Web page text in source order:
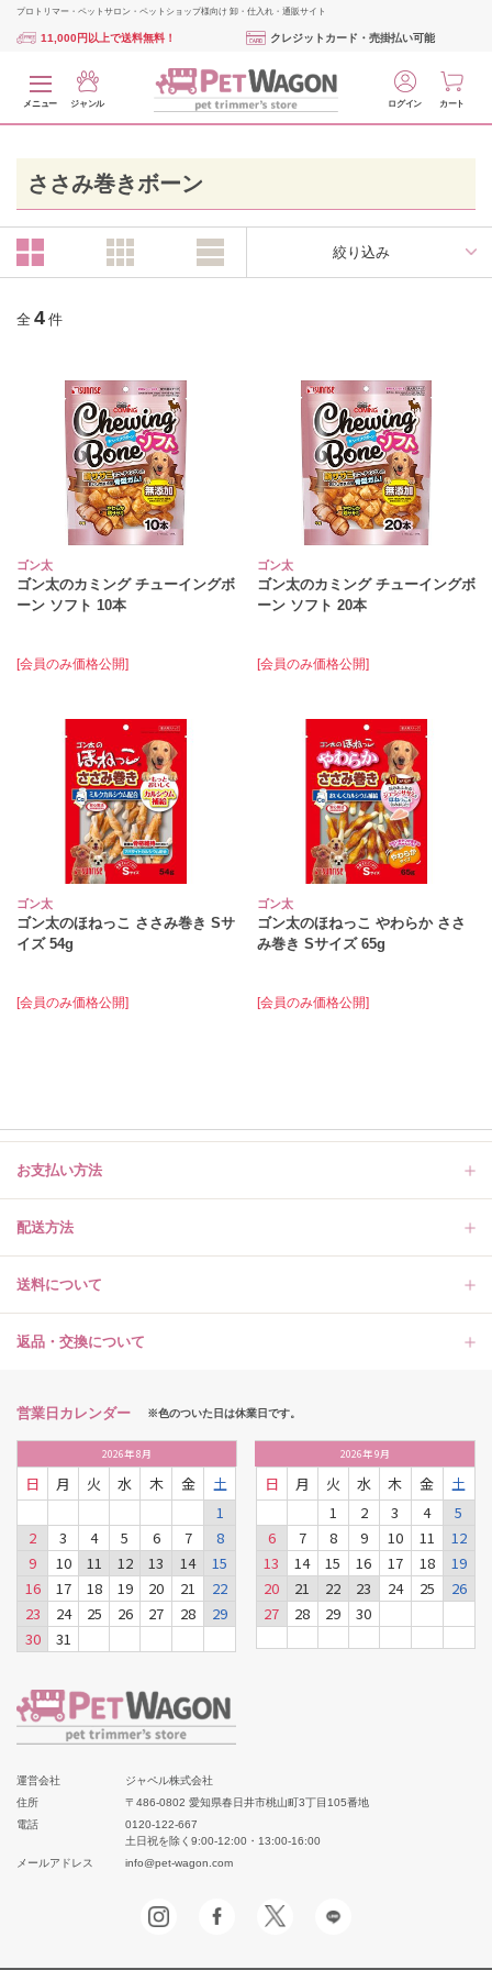
プロトリマー・ペットサロン・ペットショップ様向け 卸・仕入れ・通販サイト
11,000円以上で送料無料！ クレジットカード・売掛払い可能
メニュー ジャンル ログイン カート
ささみ巻きボーン
絞り込み
全 4 件
ゴン太
ゴン太のカミング チューイングボ
ーン ソフト 10本
[会員のみ価格公開]
ゴン太
ゴン太のカミング チューイングボ
ーン ソフト 20本
[会員のみ価格公開]
ゴン太
ゴン太のほねっこ ささみ巻き Sサ
イズ 54g
[会員のみ価格公開]
ゴン太
ゴン太のほねっこ やわらか ささ
み巻き Sサイズ 65g
[会員のみ価格公開]
お支払い方法
配送方法
送料について
返品・交換について
営業日カレンダー ※色のついた日は休業日です。
2026年8月
日 月 火 水 木 金
土
1
2
3 4 5 6 7
8
9
10 11 12 13 14
15
16
17 18 19 20 21
22
23
24 25 26 27 28
29
30
31
2026年9月
日 月 火 水 木 金
土
1
2 3 4
5
6
7 8 9 10 11
12
13
14 15 16 17 18
19
20
21 22 23 24 25
26
27
28 29 30
運営会社
ジャペル株式会社
住所
〒486-0802 愛知県春日井市桃山町3丁目105番地
電話
0120-122-667
土日祝を除く9:00-12:00・13:00-16:00
メールアドレス
info@pet-wagon.com